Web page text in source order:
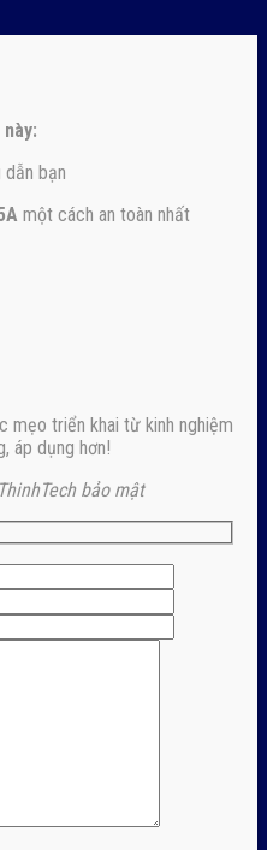
dẫn bạn
một cách an toàn nhất
mẹo triển khai từ kinh nghiệm
áp dụng hơn!
bảo mật